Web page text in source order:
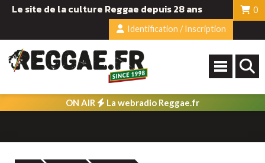
Le site de la culture Reggae depuis 28 ans
0
Identification / Inscription
ON AIR La webradio Reggae.fr